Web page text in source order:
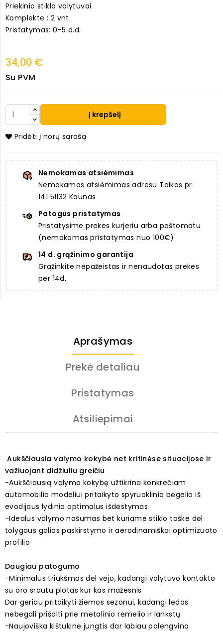
Priekinio stiklo valytuvai
Komplekte : 2 vnt
Pristatymas: 0-5 d.d.
34,00 €
Su PVM
Į krepšelį
Pridėti į norų sąrašą
Nemokamas atsiėmimas
Nemokamas atsiėmimas adresu Taikos pr.
141 51132 Kaunas
Patogus pristatymas
Pristatysime prekes kurjeriu arba paštomatu
(nemokamas pristatymas nuo 100€)
14 d. grąžinimo garantija
Grąžinkite nepažeistas ir nenaudotas prekes
per 14d.
Aprašymas
Prekė detaliau
Pristatymas
Atsiliepimai
Aukščiausia valymo kokybė net kritinėse situacijose ir
važiuojant didžiuliu greičiu
-Aukščiausią valymo kokybę užtikrina konkrečiam
automobilio modeliui pritaikyto spyruoklinio bėgelio iš
evodijaus lydinio optimalus išdėstymas
-Idealus valymo našumas bet kuriame stiklo taške dėl
tolygaus galios paskirstymo ir aerodinamiškai optimizuoto
profilio
Daugiau patogumo
-Minimalus triukšmas dėl vėjo, kadangi valytuvo kontakto
su oro srautu plotas kur kas mažesnis
Dar geriau pritaikyti žiemos sezonui, kadangi ledas
nebegali prišalti prie metalinio rėmelio ir lankstų
-Naujoviška kištukinė jungtis dar labiau palengvina